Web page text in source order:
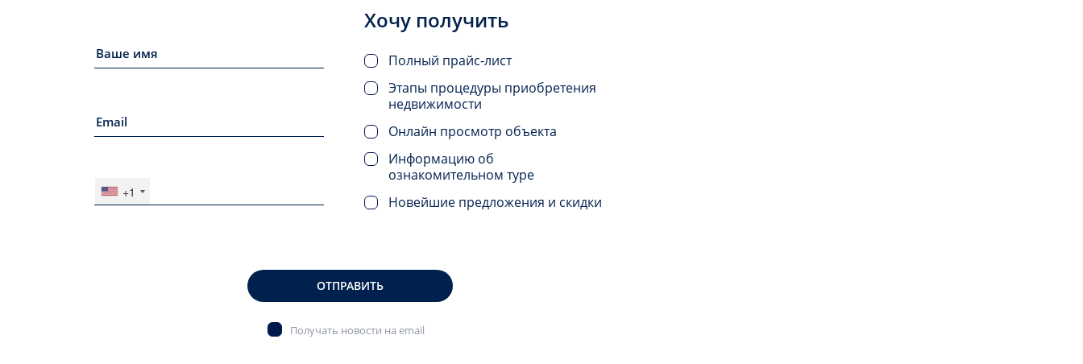
+1
Хочу получить
Полный прайс-лист
Этапы процедуры приобретения
недвижимости
Онлайн просмотр объекта
Информацию об
ознакомительном туре
Новейшие предложения и скидки
ОТПРАВИТЬ
Получать новости на email